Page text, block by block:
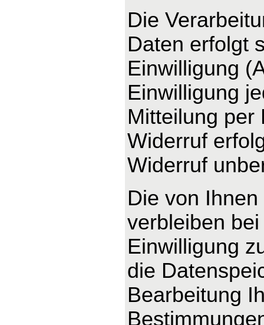
Die
Daten erfolgt
Einwilligung
Einwilligung
Mitteilung per
Widerruf
Widerruf
Die von
verbleiben
Einwilligung
die
Bearbeitung